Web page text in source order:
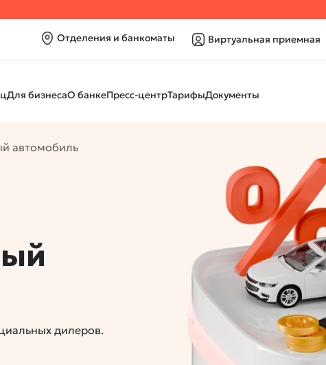
Отделения и банкоматы Виртуальная приемная
Для бизнесаО банкеПресс-центрТарифыДокументы
автомобиль
дилеров.